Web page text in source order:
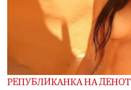
РЕПУБЛИКАНКА НА ДЕНОТ